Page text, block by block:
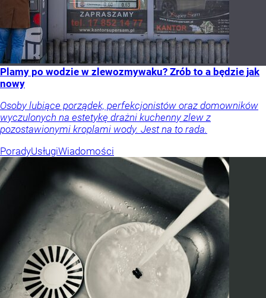
Plamy po wodzie w zlewozmywaku? Zrób to a będzie jak
nowy
Osoby lubiące porządek, perfekcjonistów oraz domowników
wyczulonych na estetykę drażni kuchenny zlew z
pozostawionymi kroplami wody. Jest na to rada.
PoradyUsługiWiadomości